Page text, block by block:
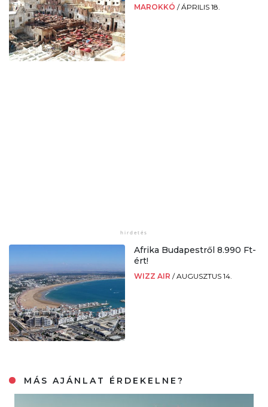
MAROKKÓ /ÁPRILIS 18.
Afrika Budapestről 8.990 Ft-
ért!
WIZZ AIR /AUGUSZTUS 14.
MÁS AJÁNLAT ÉRDEKELNE?